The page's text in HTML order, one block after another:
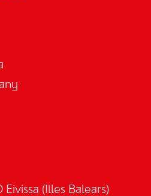
Eivissa (Illes Balears)